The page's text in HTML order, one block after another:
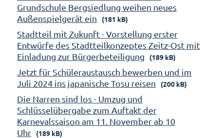
Grundschule Bergsiedlung weihen neues
Außenspielgerät ein
(181 kB)
Stadtteil mit Zukunft - Vorstellung erster
Entwürfe des Stadtteilkonzeptes Zeitz-Ost mit
Einladung zur Bürgerbeteiligung
(189 kB)
Jetzt für Schüleraustausch bewerben und im
Juli 2024 ins japanische Tosu reisen
(200 kB)
Die Narren sind los - Umzug und
Schlüsselübergabe zum Auftakt der
Karnevalssaison am 11. November ab 10
Uhr
(189 kB)